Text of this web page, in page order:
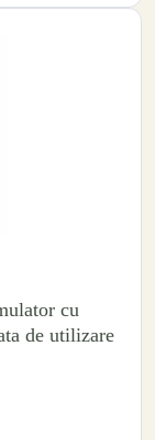
cu
de utilizare